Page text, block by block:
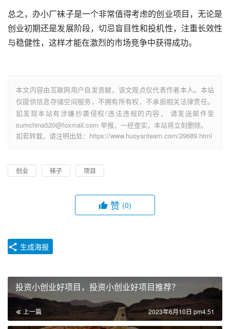
总之，办小厂袜子是一个非常值得考虑的创业项目，无论是
创业初期还是发展阶段，切忌盲目性和投机性，注重长效性
与稳健性，这样才能在激烈的市场竞争中获得成功。
本文内容由互联网用户自发贡献，该文观点仅代表作者本人。本站
仅提供信息存储空间服务，不拥有所有权，不承担相关法律责任。
如发现本站有涉嫌抄袭侵权/违法违规的内容， 请发送邮件至
sumchina520@foxmail.com 举报，一经查实，本站将立刻删除。
如若转载，请注明出处：https://www.huoyanteam.com/29689.html
创业 袜子 项目
赞 (0)
生成海报
投资小创业好项目，投资小创业好项目推荐？
上一篇 2023年6月10日 pm4:51